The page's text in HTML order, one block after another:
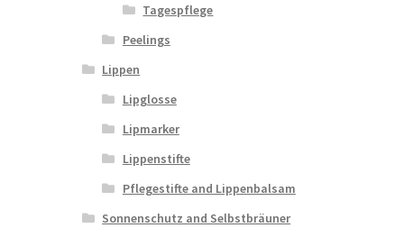
Tagespflege
Peelings
Lippen
Lipglosse
Lipmarker
Lippenstifte
Pflegestifte and Lippenbalsam
Sonnenschutz and Selbstbräuner